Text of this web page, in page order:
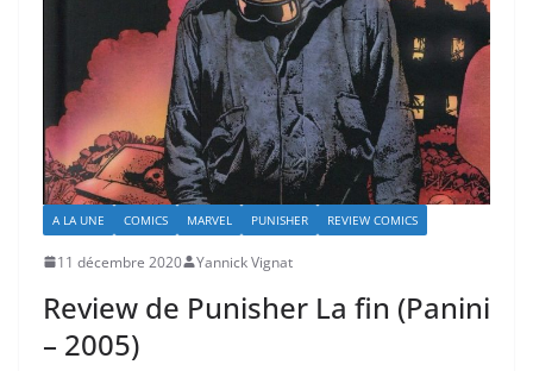
A LA UNE COMICS MARVEL PUNISHER REVIEW COMICS
11 décembre 2020 Yannick Vignat
Review de Punisher La fin (Panini
– 2005)